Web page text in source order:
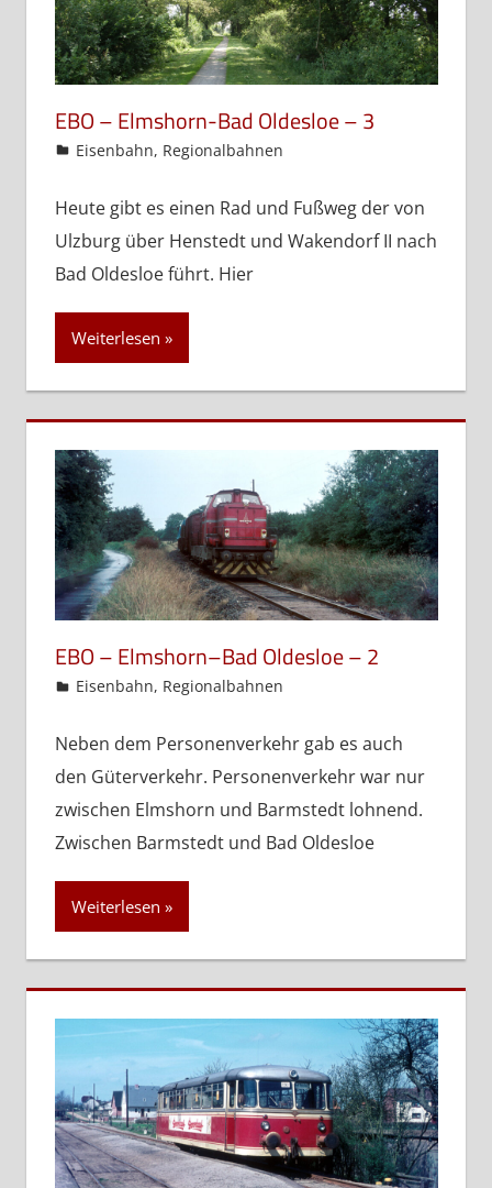
EBO – Elmshorn-Bad Oldesloe – 3
admin
Eisenbahn, Regionalbahnen
Heute gibt es einen Rad und Fußweg der von
Ulzburg über Henstedt und Wakendorf II nach
Bad Oldesloe führt. Hier
Weiterlesen
EBO – Elmshorn–Bad Oldesloe – 2
admin
Eisenbahn, Regionalbahnen
Neben dem Personenverkehr gab es auch
den Güterverkehr. Personenverkehr war nur
zwischen Elmshorn und Barmstedt lohnend.
Zwischen Barmstedt und Bad Oldesloe
Weiterlesen